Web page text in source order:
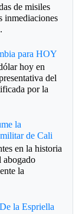
de misiles
inmediaciones
para HOY
hoy en
del
por la
la
de Cali
en la historia
abogado
la
la Espriella